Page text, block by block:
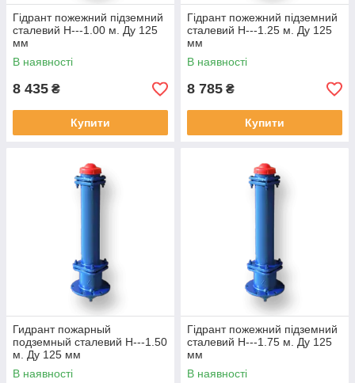
Гідрант пожежний підземний
сталевий H---1.00 м. Ду 125
мм
В наявності
8 435 ₴
Купити
Гідрант пожежний підземний
сталевий H---1.25 м. Ду 125
мм
В наявності
8 785 ₴
Купити
Гидрант пожарный
подземный сталевий H---1.50
м. Ду 125 мм
В наявності
Гідрант пожежний підземний
сталевий H---1.75 м. Ду 125
мм
В наявності